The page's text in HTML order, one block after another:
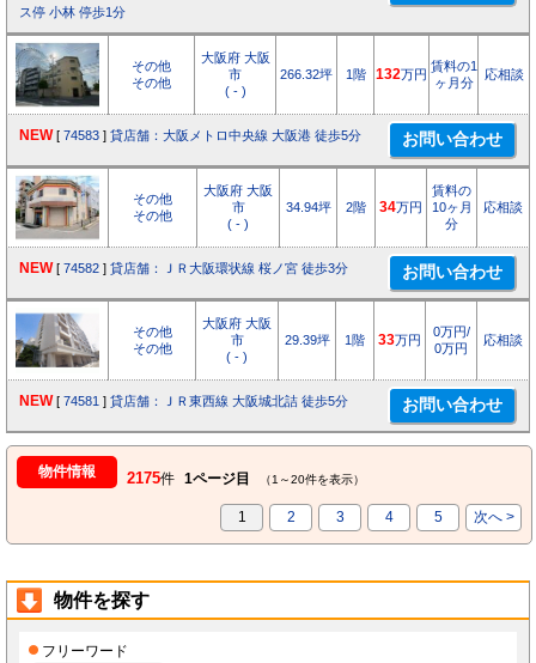
ス停 小林 停歩1分
その他
その他
大阪府 大阪
市
( - )
266.32坪 1階 132万円
賃料の1
ヶ月分
応相談
NEW [ 74583 ] 貸店舗：大阪メトロ中央線 大阪港 徒歩5分
その他
その他
大阪府 大阪
市
( - )
34.94坪 2階 34万円
賃料の
10ヶ月
分
応相談
NEW [ 74582 ] 貸店舗：ＪＲ大阪環状線 桜ノ宮 徒歩3分
その他
その他
大阪府 大阪
市
( - )
29.39坪 1階 33万円
0万円/
0万円
応相談
NEW [ 74581 ] 貸店舗：ＪＲ東西線 大阪城北詰 徒歩5分
物件情報 2175件 1ページ目 （1～20件を表示）
1 2 3 4 5 次へ >
物件を探す
フリーワード